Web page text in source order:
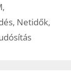
,
, Netidők,